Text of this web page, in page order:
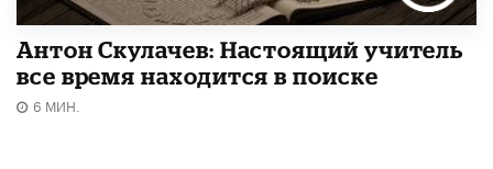
Антон Скулачев: Настоящий учитель
все время находится в поиске
6 МИН.